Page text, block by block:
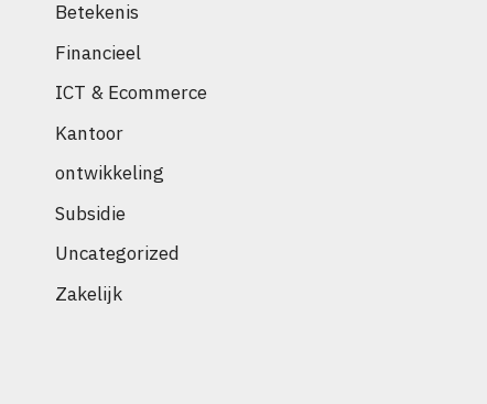
Betekenis
Financieel
ICT & Ecommerce
Kantoor
ontwikkeling
Subsidie
Uncategorized
Zakelijk